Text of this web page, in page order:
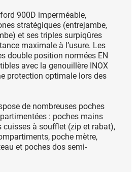
900D imperméable,
stratégiques (entrejambe,
et ses triples surpiqûres
maximale à l’usure. Les
double position normées EN
avec la genouillère INOX
protection optimale lors des
de nombreuses poches
: poches mains
cuisses à soufflet (zip et rabat),
poche mètre,
et poches dos semi-